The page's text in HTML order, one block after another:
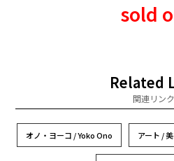
sold
Related
関連リンク
オノ・ヨーコ / Yoko Ono アート /